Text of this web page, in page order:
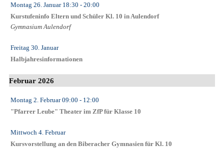
Montag 26. Januar18:30 - 20:00
Kurstufeninfo Eltern und Schüler Kl. 10 in Aulendorf
Gymnasium Aulendorf
Freitag 30. Januar
Halbjahresinformationen
Februar 2026
Montag 2. Februar09:00 - 12:00
"Pfarrer Leube" Theater im ZfP für Klasse 10
Mittwoch 4. Februar
Kursvorstellung an den Biberacher Gymnasien für Kl. 10